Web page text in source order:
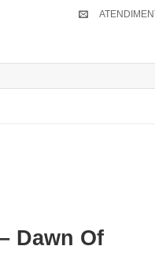
Dawn Of